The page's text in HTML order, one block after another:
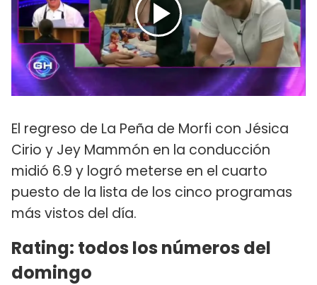
El regreso de La Peña de Morfi con Jésica
Cirio y Jey Mammón en la conducción
midió 6.9 y logró meterse en el cuarto
puesto de la lista de los cinco programas
más vistos del día.
Rating: todos los números del
domingo